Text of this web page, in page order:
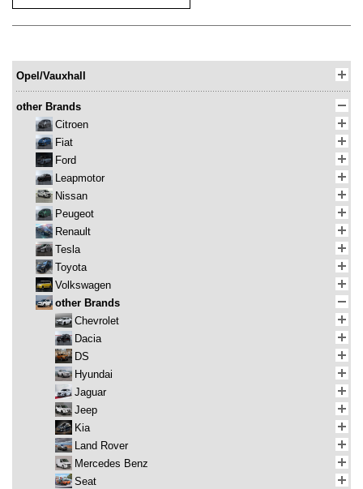
Opel/Vauxhall
other Brands
Citroen
Fiat
Ford
Leapmotor
Nissan
Peugeot
Renault
Tesla
Toyota
Volkswagen
other Brands
Chevrolet
Dacia
DS
Hyundai
Jaguar
Jeep
Kia
Land Rover
Mercedes Benz
Seat